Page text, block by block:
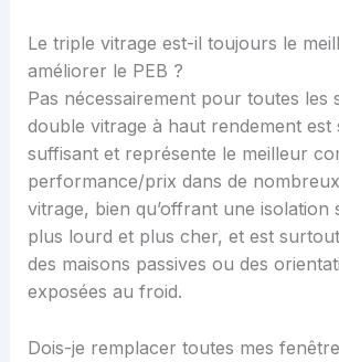
Le triple vitrage est-il toujours le
améliorer le PEB ?
Pas nécessairement pour toutes les
double vitrage à haut rendement est
suffisant et représente le meilleur
performance/prix dans de
vitrage, bien qu’offrant une isolation
plus lourd et plus cher, et est
des maisons passives ou des
exposées au froid.
Dois-je remplacer toutes mes